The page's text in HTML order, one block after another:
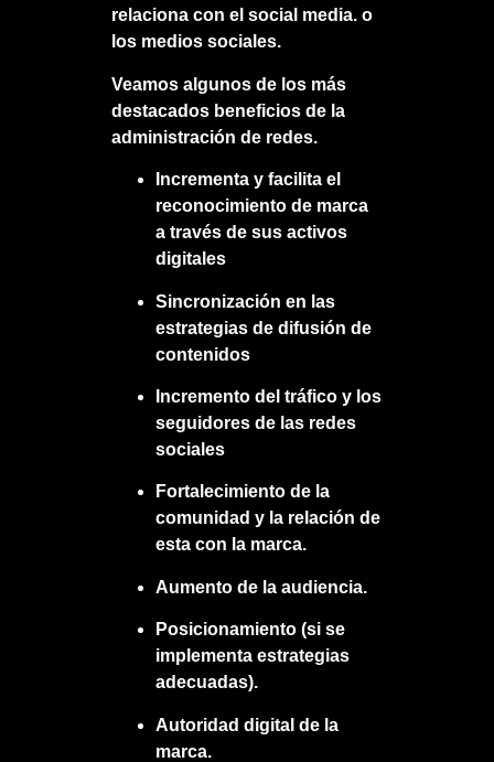
relaciona con el social media. o
los medios sociales.
Veamos algunos de los más
destacados beneficios de la
administración de redes.
Incrementa y facilita el
reconocimiento de marca
a través de sus activos
digitales
Sincronización en las
estrategias de difusión de
contenidos
Incremento del tráfico y los
seguidores de las redes
sociales
Fortalecimiento de la
comunidad y la relación de
esta con la marca.
Aumento de la audiencia.
Posicionamiento (si se
implementa estrategias
adecuadas).
Autoridad digital de la
marca.